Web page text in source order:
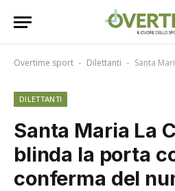
Overtime sport - Dilettanti - Santa Maria La
DILETTANTI
Santa Maria La
blinda la porta
conferma del